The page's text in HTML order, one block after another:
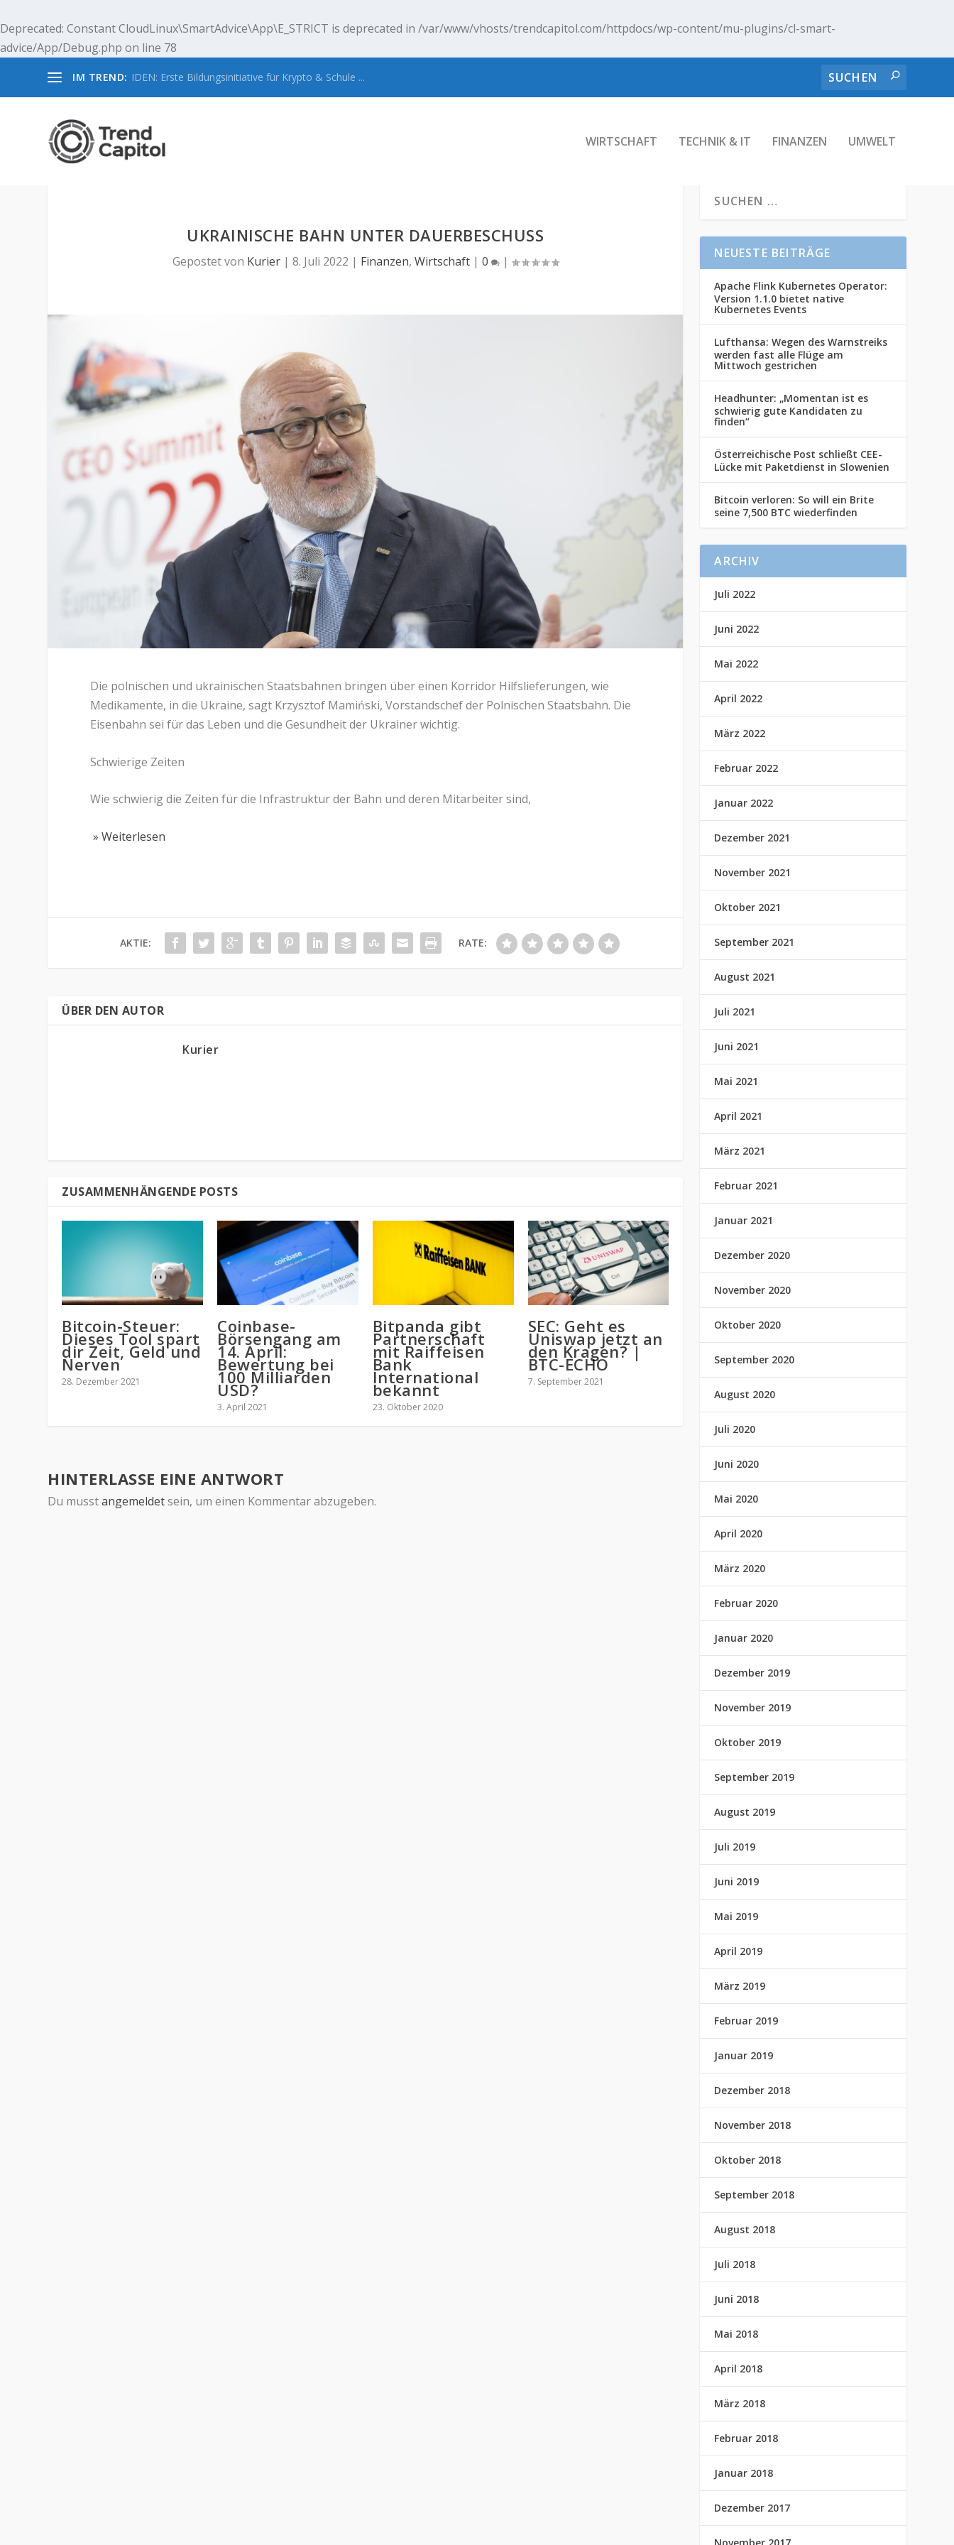
Deprecated: Constant CloudLinux\SmartAdvice\App\E_STRICT is deprecated in /var/www/vhosts/trendcapitol.com/httpdocs/wp-content/mu-plugins/cl-smart-
advice/App/Debug.php on line 78
IM TREND: IDEN: Erste Bildungsinitiative für Krypto & Schule ...
WIRTSCHAFT TECHNIK & IT FINANZEN UMWELT
UKRAINISCHE BAHN UNTER DAUERBESCHUSS
Gepostet von Kurier| 8. Juli 2022 | Finanzen, Wirtschaft| 0 |
Die polnischen und ukrainischen Staatsbahnen bringen über einen Korridor Hilfslieferungen, wie
Medikamente, in die Ukraine, sagt Krzysztof Mamiński, Vorstandschef der Polnischen Staatsbahn. Die
Eisenbahn sei für das Leben und die Gesundheit der Ukrainer wichtig.
Schwierige Zeiten
Wie schwierig die Zeiten für die Infrastruktur der Bahn und deren Mitarbeiter sind,
» Weiterlesen
AKTIE: RATE:
ÜBER DEN AUTOR
Kurier
ZUSAMMENHÄNGENDE POSTS
Bitcoin-Steuer:
Dieses Tool spart
dir Zeit, Geld und
Nerven
28. Dezember 2021
Coinbase-
Börsengang am
14. April:
Bewertung bei
100 Milliarden
USD?
3. April 2021
Bitpanda gibt
Partnerschaft
mit Raiffeisen
Bank
International
bekannt
23. Oktober 2020
SEC: Geht es
Uniswap jetzt an
den Kragen? |
BTC-ECHO
7. September 2021
HINTERLASSE EINE ANTWORT
Du musstangemeldetsein, um einen Kommentar abzugeben.
NEUESTE BEITRÄGE
Apache Flink Kubernetes Operator:
Version 1.1.0 bietet native
Kubernetes Events
Lufthansa: Wegen des Warnstreiks
werden fast alle Flüge am
Mittwoch gestrichen
Headhunter: „Momentan ist es
schwierig gute Kandidaten zu
finden“
Österreichische Post schließt CEE-
Lücke mit Paketdienst in Slowenien
Bitcoin verloren: So will ein Brite
seine 7,500 BTC wiederfinden
ARCHIV
Juli 2022
Juni 2022
Mai 2022
April 2022
März 2022
Februar 2022
Januar 2022
Dezember 2021
November 2021
Oktober 2021
September 2021
August 2021
Juli 2021
Juni 2021
Mai 2021
April 2021
März 2021
Februar 2021
Januar 2021
Dezember 2020
November 2020
Oktober 2020
September 2020
August 2020
Juli 2020
Juni 2020
Mai 2020
April 2020
März 2020
Februar 2020
Januar 2020
Dezember 2019
November 2019
Oktober 2019
September 2019
August 2019
Juli 2019
Juni 2019
Mai 2019
April 2019
März 2019
Februar 2019
Januar 2019
Dezember 2018
November 2018
Oktober 2018
September 2018
August 2018
Juli 2018
Juni 2018
Mai 2018
April 2018
März 2018
Februar 2018
Januar 2018
Dezember 2017